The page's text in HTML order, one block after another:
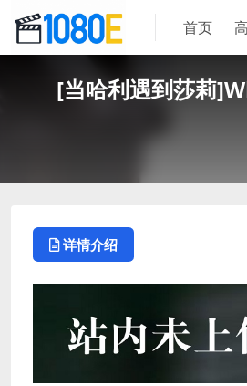
首页
[当哈利遇到莎莉
详情介绍